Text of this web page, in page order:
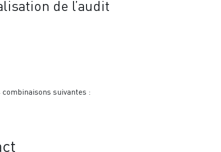
de l’audit
suivantes :